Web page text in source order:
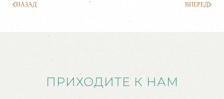
НАЗАД ВПЕРЕД
ПРИХОДИТЕ К НАМ